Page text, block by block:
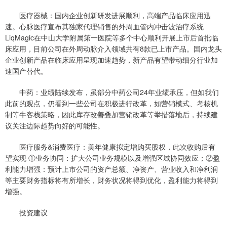
医疗器械：国内企业创新研发进展顺利，高端产品临床应用迅
速。心脉医疗宣布其独家代理销售的外周血管内冲击波治疗系统
LiqMagic在中山大学附属第一医院等多个中心顺利开展上市后首批临
床应用，目前公司在外周动脉介入领域共有8款已上市产品。国内龙头
企业创新产品在临床应用呈现加速趋势，新产品有望带动细分行业加
速国产替代。
中药：业绩陆续发布，虽部分中药公司24年业绩承压，但如我们
此前的观点，仍看到一些公司在积极进行改革，如营销模式、考核机
制等牛客栈策略，因此库存改善叠加营销改革等举措落地后，持续建
议关注边际趋势向好的可能性。
医疗服务&消费医疗：美年健康拟定增购买股权，此次收购后有
望实现 ①业务协同：扩大公司业务规模以及增强区域协同效应；②盈
利能力增强：预计上市公司的资产总额、净资产、营业收入和净利润
等主要财务指标将有所增长，财务状况将得到优化，盈利能力将得到
增强。
投资建议